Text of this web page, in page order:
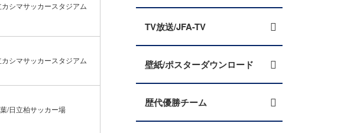
シマサッカースタジアム
シマサッカースタジアム
/日立柏サッカー場
TV放送/JFA-TV
壁紙/ポスターダウンロード
歴代優勝チーム